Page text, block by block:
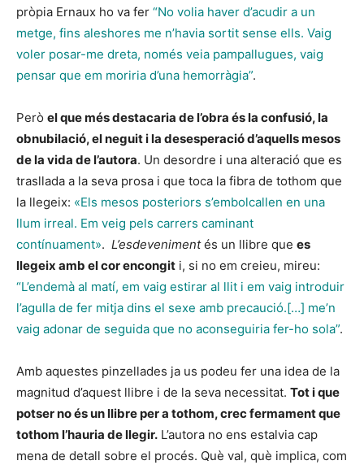
pròpia Ernaux ho va fer “No volia haver d’acudir a un
metge, fins aleshores me n’havia sortit sense ells. Vaig
voler posar-me dreta, només veia pampallugues, vaig
pensar que em moriria d’una hemorràgia”.
Però el que més destacaria de l’obra és la confusió, la
obnubilació, el neguit i la desesperació d’aquells mesos
de la vida de l’autora. Un desordre i una alteració que es
trasllada a la seva prosa i que toca la fibra de tothom que
la llegeix: «Els mesos posteriors s’embolcallen en una
llum irreal. Em veig pels carrers caminant
contínuament». L’esdevenimentés un llibre que es
llegeix amb el cor encongit i, si no em creieu, mireu:
“L’endemà al matí, em vaig estirar al llit i em vaig introduir
l’agulla de fer mitja dins el sexe amb precaució.[…] me’n
vaig adonar de seguida que no aconseguiria fer-ho sola”.
Amb aquestes pinzellades ja us podeu fer una idea de la
magnitud d’aquest llibre i de la seva necessitat. Tot i que
potser no és un llibre per a tothom, crec fermament que
tothom l’hauria de llegir. L’autora no ens estalvia cap
mena de detall sobre el procés. Què val, què implica, com